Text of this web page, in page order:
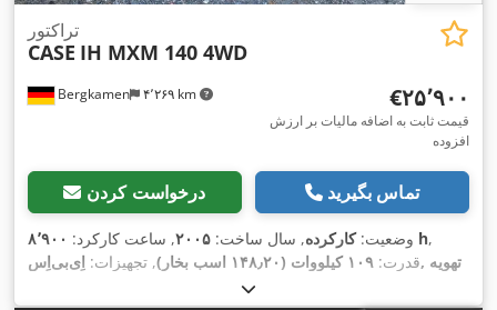
Bergkamen ۴٬۲۶۹ km
تراکتور
CASE IH MXM 140 4WD
‎€۲۵٬۹۰۰
قیمت ثابت به اضافه مالیات بر ارزش
افزوده
درخواست کردن تماس بگیرید
وضعیت:کارکرده, سال ساخت: ۲۰۰۵, ساعت کارکرد: ۸٬۹۰۰ h,
قدرت: ۱۰۹ کیلووات (۱۴۸٫۲۰ اسب بخار) , تجهیزات: اِی‌بی‌اِس‎, تهویه